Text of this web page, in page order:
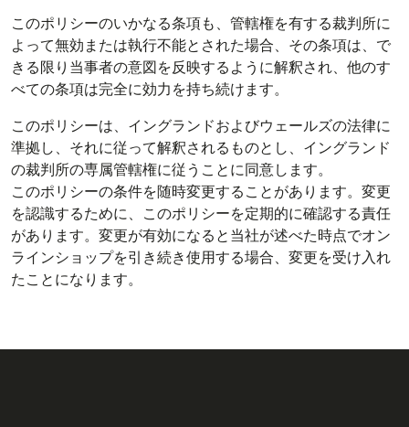
このポリシーのいかなる条項も、管轄権を有する裁判所に
よって無効または執行不能とされた場合、その条項は、で
きる限り当事者の意図を反映するように解釈され、他のす
べての条項は完全に効力を持ち続けます。
このポリシーは、イングランドおよびウェールズの法律に
準拠し、それに従って解釈されるものとし、イングランド
の裁判所の専属管轄権に従うことに同意します。
このポリシーの条件を随時変更することがあります。変更
を認識するために、このポリシーを定期的に確認する責任
があります。変更が有効になると当社が述べた時点でオン
ラインショップを引き続き使用する場合、変更を受け入れ
たことになります。